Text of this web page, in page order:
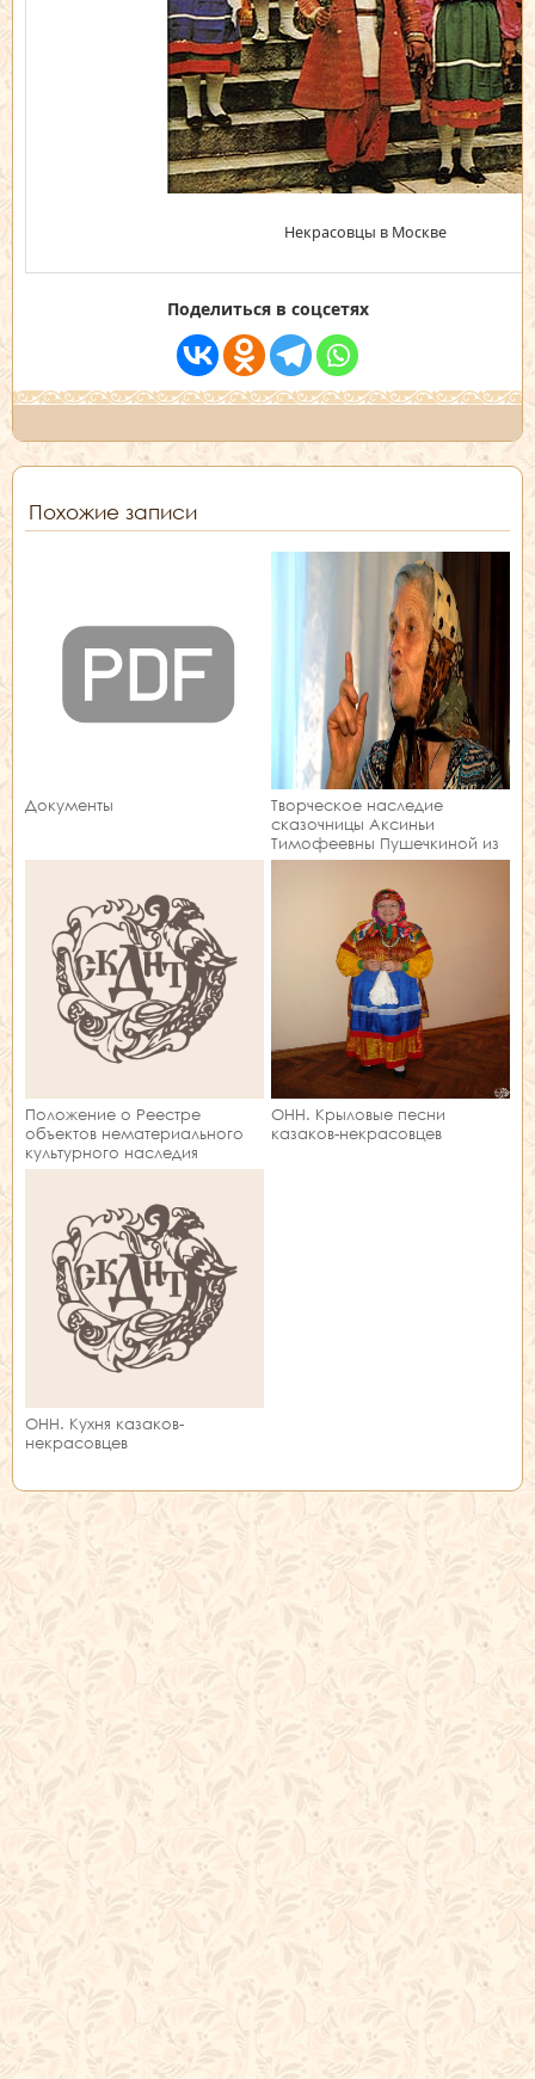
Некрасовцы в Москве
Поделиться в соцсетях
Похожие записи
Документы
Творческое наследие
сказочницы Аксиньи
Тимофеевны Пушечкиной из
поселка Новокумский
Ставропольского края
Положение о Реестре
объектов нематериального
культурного наследия
Ставропольского края
ОНН. Крыловые песни
казаков-некрасовцев
ОНН. Кухня казаков-
некрасовцев